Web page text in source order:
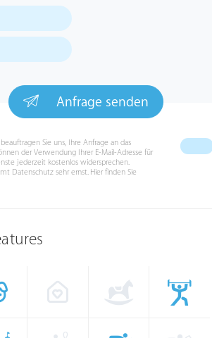
Anfrage senden
Sie uns, Ihre Anfrage an das
der Verwendung Ihrer E-Mail-Adresse für
jederzeit kostenlos widersprechen.
Datenschutz sehr ernst. Hier finden Sie